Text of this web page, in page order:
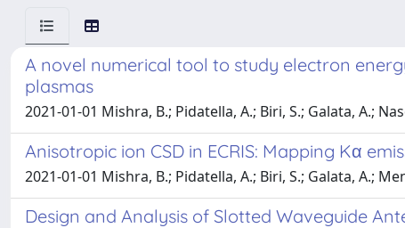
A novel numerical tool to study electron
plasmas
2021-01-01 Mishra, B.; Pidatella, A.; Biri, S.; Galata, A.;
Anisotropic ion CSD in ECRIS: Mapping Kα
2021-01-01 Mishra, B.; Pidatella, A.; Biri, S.; Galata, A.;
Design and Analysis of Slotted Waveguide